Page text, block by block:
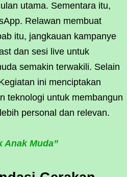
utama. Sementara itu,
Relawan membuat
itu, jangkauan kampanye
dan sesi live untuk
semakin terwakili. Selain
ini menciptakan
teknologi untuk membangun
personal dan relevan.
Anak Muda”